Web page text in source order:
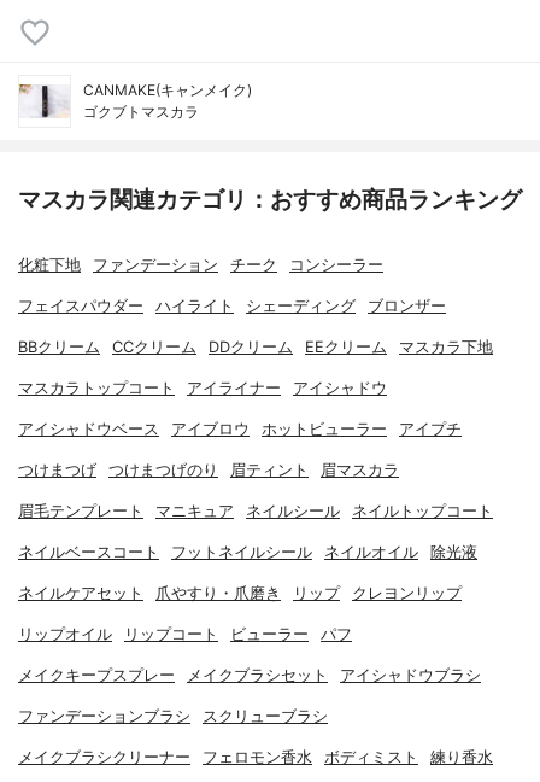
CANMAKE(キャンメイク)
ゴクブトマスカラ
マスカラ関連カテゴリ：おすすめ商品ランキング
化粧下地 ファンデーション チーク コンシーラー
フェイスパウダー ハイライト シェーディング ブロンザー
BBクリーム CCクリーム DDクリーム EEクリーム マスカラ下地
マスカラトップコート アイライナー アイシャドウ
アイシャドウベース アイブロウ ホットビューラー アイプチ
つけまつげ つけまつげのり 眉ティント 眉マスカラ
眉毛テンプレート マニキュア ネイルシール ネイルトップコート
ネイルベースコート フットネイルシール ネイルオイル 除光液
ネイルケアセット 爪やすり・爪磨き リップ クレヨンリップ
リップオイル リップコート ビューラー パフ
メイクキープスプレー メイクブラシセット アイシャドウブラシ
ファンデーションブラシ スクリューブラシ
メイクブラシクリーナー フェロモン香水 ボディミスト 練り香水